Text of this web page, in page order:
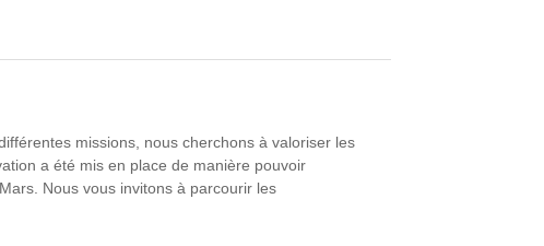
missions, nous cherchons à valoriser les
a été mis en place de manière pouvoir
Nous vous invitons à parcourir les